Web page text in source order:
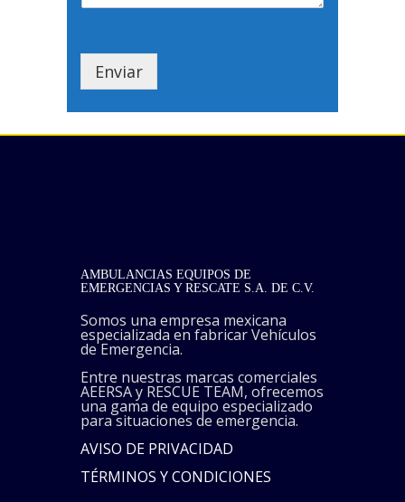
Enviar
AMBULANCIAS EQUIPOS DE
EMERGENCIAS Y RESCATE S.A. DE C.V.
Somos una empresa mexicana
especializada en fabricar Vehículos
de Emergencia.
Entre nuestras marcas comerciales
AEERSA y RESCUE TEAM, ofrecemos
una gama de equipo especializado
para situaciones de emergencia.
AVISO DE PRIVACIDAD
TÉRMINOS Y CONDICIONES